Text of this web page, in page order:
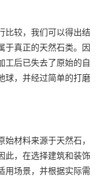
比较，我们可以得出结
于真正的天然石类。因
工后已失去了原始的自
球，并经过简单的打磨
材料来源于天然石，
此，在选择建筑和装饰
用场景，并根据实际需